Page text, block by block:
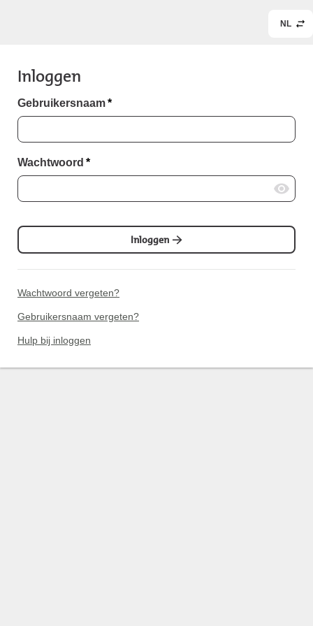
NL
Inloggen
Gebruikersnaam*
Wachtwoord *
Inloggen
Wachtwoord vergeten?
Gebruikersnaam vergeten?
Hulp bij inloggen